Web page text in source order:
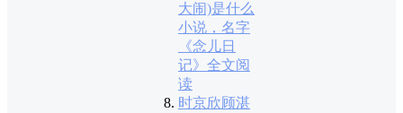
大闹)是什么
小说，名字
《念儿日
记》全文阅
读
时京欣顾湛